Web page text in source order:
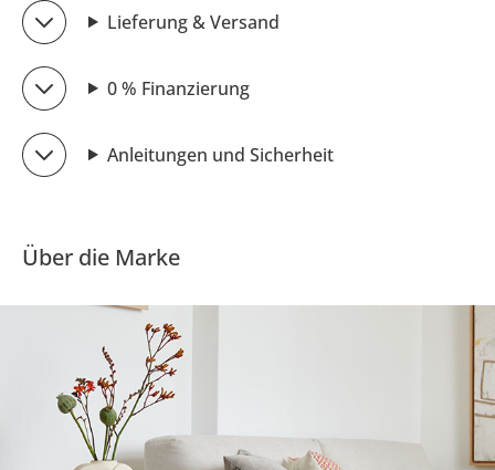
Lieferung & Versand
0 % Finanzierung
Anleitungen und Sicherheit
Über die Marke